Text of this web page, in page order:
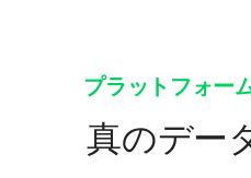
プラットフォー
真のデー